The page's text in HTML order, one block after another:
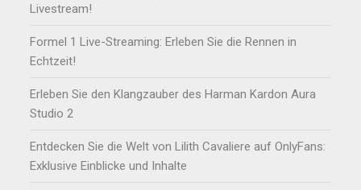
Livestream!
Formel 1 Live-Streaming: Erleben Sie die Rennen in
Echtzeit!
Erleben Sie den Klangzauber des Harman Kardon Aura
Studio 2
Entdecken Sie die Welt von Lilith Cavaliere auf OnlyFans:
Exklusive Einblicke und Inhalte